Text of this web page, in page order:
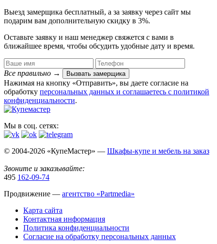
Выезд замерщика бесплатный, а за заявку через сайт мы
подарим вам дополнительную скидку в 3%.
Оставьте заявку и наш менеджер свяжется с вами в
ближайшее время, чтобы обсудить удобные дату и время.
Все правильно → Вызвать замерщика
Нажимая на кнопку «Отправить», вы даете согласие на
обработку персональных данных​ и соглашаетесь c политикой
конфиденциальности.
Мы в соц. сетях:
© 2004-2026 «КупеМастер» — Шкафы-купе и мебель на заказ
Звоните и заказывайте:
495 162-09-74
Продвижение — агентство «Partmedia»
Карта сайта
Контактная информация
Политика конфиденциальности
Согласие на обработку персональных данных